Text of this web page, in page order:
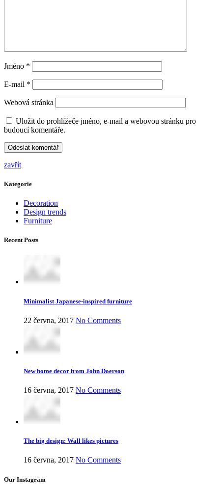
Jméno *
E-mail *
Webová stránka
Uložit do prohlížeče jméno, e-mail a webovou stránku pro
budoucí komentáře.
zavřít
Kategorie
Decoration
Design trends
Furniture
Recent Posts
Minimalist Japanese-inspired furniture
22 června, 2017 No Comments
New home decor from John Doerson
16 června, 2017 No Comments
The big design: Wall likes pictures
16 června, 2017 No Comments
Our Instagram